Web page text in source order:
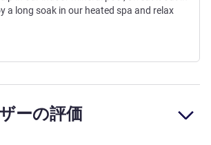
a long soak in our heated spa and relax
ーの評価